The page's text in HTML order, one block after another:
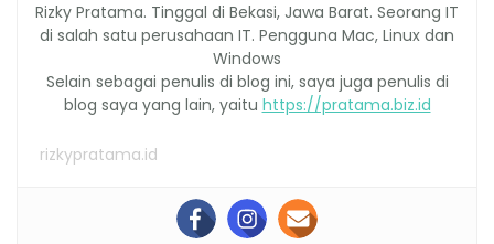
Rizky Pratama. Tinggal di Bekasi, Jawa Barat. Seorang IT
di salah satu perusahaan IT. Pengguna Mac, Linux dan
Windows
Selain sebagai penulis di blog ini, saya juga penulis di
blog saya yang lain, yaitu https://pratama.biz.id
rizkypratama.id